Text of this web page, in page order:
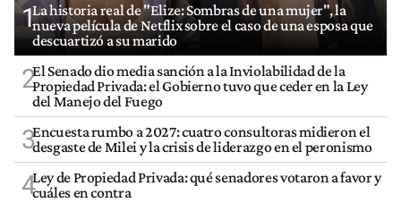
1La historia real de "Elize: Sombras de una mujer", la
nueva película de Netflix sobre el caso de una esposa que
descuartizó a su marido
2El Senado dio media sanción a la Inviolabilidad de la
Propiedad Privada: el Gobierno tuvo que ceder en la Ley
del Manejo del Fuego
3Encuesta rumbo a 2027: cuatro consultoras midieron el
desgaste de Milei y la crisis de liderazgo en el peronismo
4Ley de Propiedad Privada: qué senadores votaron a favor y
cuáles en contra